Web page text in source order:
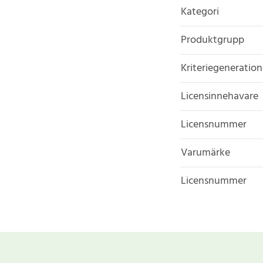
Kategori
Produktgrupp
Kriteriegeneration
Licensinnehavare
Licensnummer
Varumärke
Licensnummer